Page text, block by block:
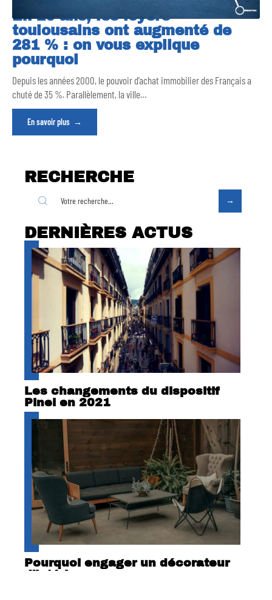
En 20 ans, les loyers
toulousains ont augmenté de
281 % : on vous explique
pourquoi
Depuis les années 2000, le pouvoir d’achat immobilier des Français a
chuté de 35 %. Parallèlement, la ville…
En savoir plus
RECHERCHE
DERNIÈRES ACTUS
Les changements du dispositif
Pinel en 2021
Pourquoi engager un décorateur
d’intérieur